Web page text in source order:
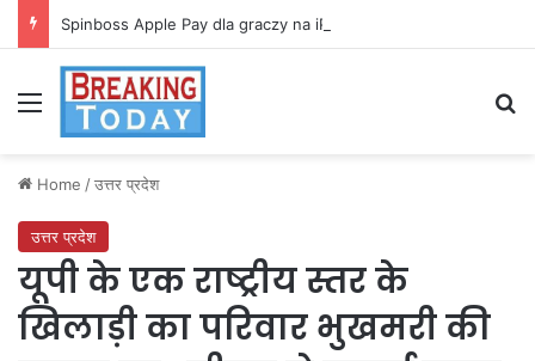
Spinboss Apple Pay dla graczy na iPhone
Menu
Home /उत्तर प्रदेश
उत्तर प्रदेश
यूपी के एक राष्ट्रीय स्तर के
खिलाड़ी का परिवार भुखमरी की